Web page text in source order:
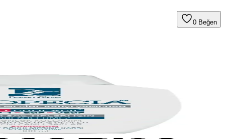
0 Beğen
ve ürün özelliklerini keşfedin.
içerikler.